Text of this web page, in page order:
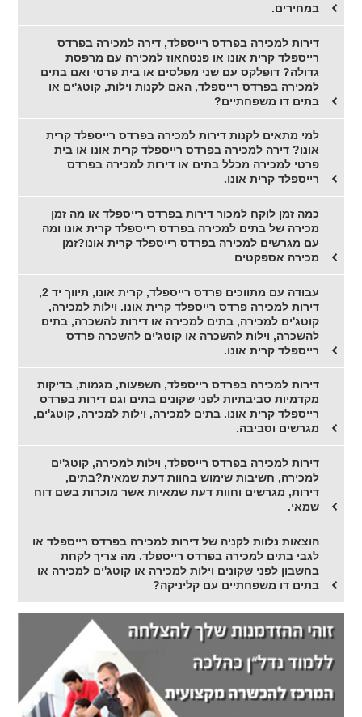
במחירים.
דירות למכירה בפרדס רייספלד, דירה למכירה בפרדס
רייספלד קרית אונו או פנטהאוז למכירה עם מרפסת
גדולה? דופלקס עם שני מפלסים או בית פרטי ואם בתים
למכירה בפרדס רייספלד, האם לקנות וילות, קוטג'ים או
בתים דו משפחתיים?
למי מתאים לקנות דירות למכירה בפרדס רייספלד קרית
אונו? דירה למכירה בפרדס רייספלד קרית אונו או בית
פרטי למכירה מכלל בתים או דירות למכירה בפרדס
רייספלד קרית אונו.
כמה זמן לוקח למכור דירות בפרדס רייספלד או מה זמן
מכירה של בתים למכירה בפרדס רייספלד קרית אונו ומה
עם מגרשים למכירה בפרדס רייספלד קרית אונו?זמן
מכירה אספקטים
עבודה עם מתווכים פרדס רייספלד, קרית אונו, תיווך יד 2,
דירות למכירה פרדס רייספלד קרית אונו. וילות למכירה,
קוטג'ים למכירה, בתים למכירה או דירות להשכרה, בתים
להשכרה, וילות להשכרה או קוטג'ים להשכרה פרדס
רייספלד קרית אונו.
דירות למכירה בפרדס רייספלד, השפעות, מגמות, בדיקות
מקדמיות סביבתיות לפני שקונים בתים וגם דירות בפרדס
רייספלד קרית אונו. בתים למכירה, וילות למכירה, קוטג'ים,
מגרשים וסביבה.
דירות למכירה בפרדס רייספלד, וילות למכירה, קוטג'ים
למכירה, חשיבות שימוש בחוות דעת שמאית?בתים,
דירות, מגרשים וחוות דעת שמאיות אשר מוכרות בשם דוח
שמאי.
הוצאות נלוות לקניה של דירות למכירה בפרדס רייספלד או
לגבי בתים למכירה בפרדס רייספלד. מה צריך לקחת
בחשבון לפני שקונים וילות למכירה או קוטג'ים למכירה או
בתים דו משפחתיים עם קליניקה?